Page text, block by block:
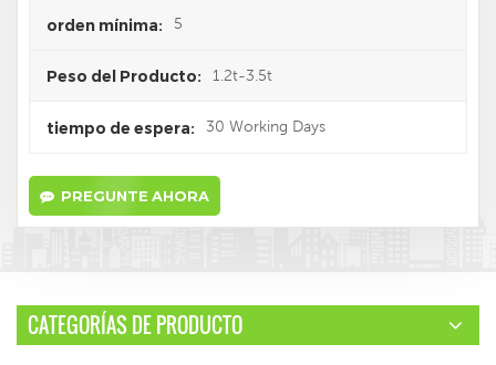
orden mínima: 5
Peso del Producto: 1.2t-3.5t
tiempo de espera: 30 Working Days
PREGUNTE AHORA
CATEGORÍAS DE PRODUCTO